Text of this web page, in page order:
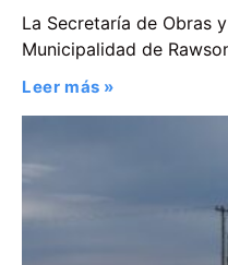
La Secretaría de Obras
Municipalidad de
Leer más »